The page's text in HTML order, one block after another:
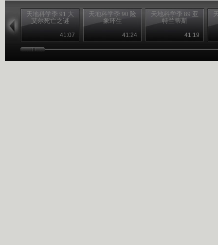
天地科学季 91 大
艾尔死亡之谜
41:07
天地科学季 90 险
象环生
41:24
天地科学季 89 亚
特兰蒂斯
41:19